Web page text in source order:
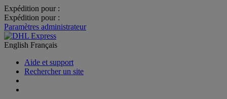
Expédition pour :
Expédition pour :
Paramètres administrateur
English Français
Aide et support
Rechercher un site